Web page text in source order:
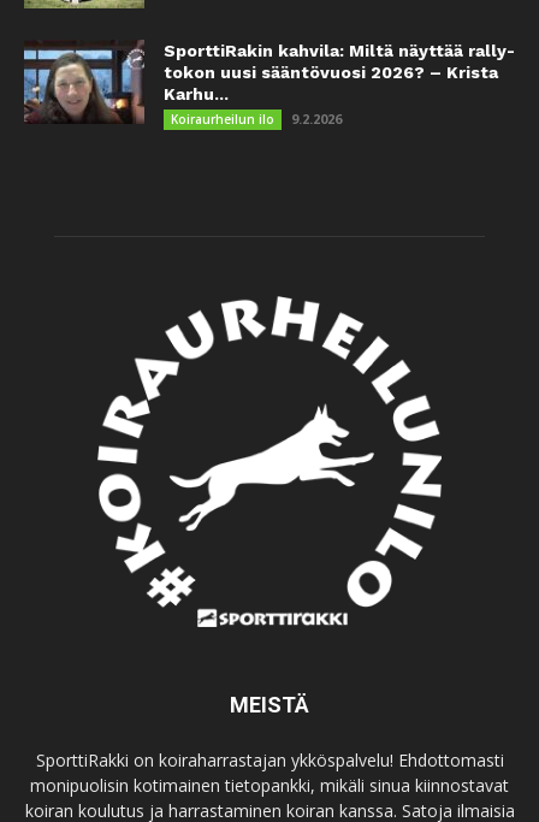
SporttiRakin kahvila: Miltä näyttää rally-
tokon uusi sääntövuosi 2026? – Krista
Karhu...
Koiraurheilun ilo 9.2.2026
MEISTÄ
SporttiRakki on koiraharrastajan ykköspalvelu! Ehdottomasti
monipuolisin kotimainen tietopankki, mikäli sinua kiinnostavat
koiran koulutus ja harrastaminen koiran kanssa. Satoja ilmaisia